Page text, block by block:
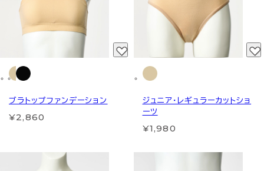
ブラトップファンデーション
¥2,860
ジュニア・レギュラーカットショ
ーツ
¥1,980